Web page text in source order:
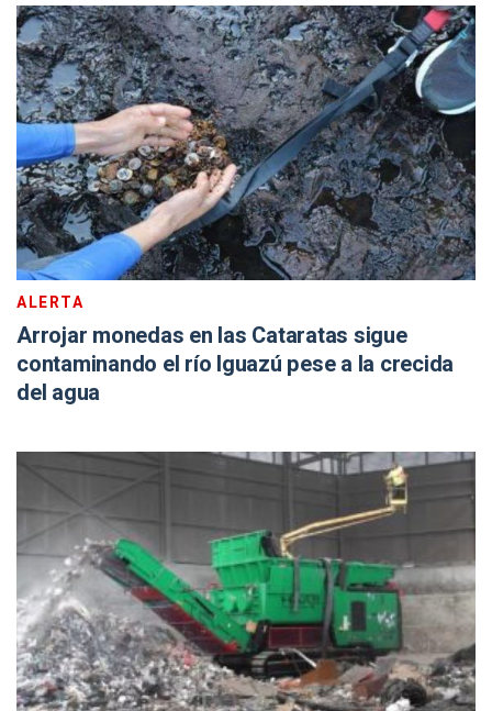
ALERTA
Arrojar monedas en las Cataratas sigue
contaminando el río Iguazú pese a la crecida
del agua